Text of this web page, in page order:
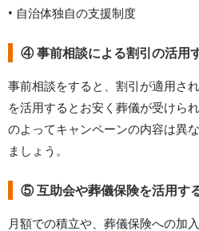
• 自治体独自の支援制度
④ 事前相談による割引の活用
事前相談をすると、割引が適用さ
を活用するとお安く葬儀が受けら
のよってキャンペーンの内容は異
ましょう。
⑤ 互助会や葬儀保険を活用す
月額での積立や、葬儀保険への加